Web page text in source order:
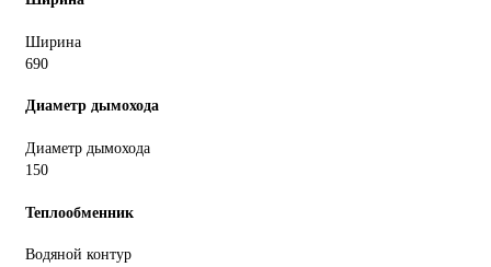
Ширина
690
Диаметр дымохода
Диаметр дымохода
150
Теплообменник
Водяной контур